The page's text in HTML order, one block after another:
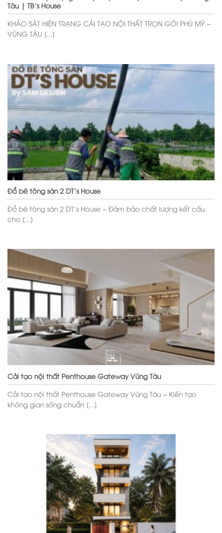
Tàu | TB’s House
KHẢO SÁT HIỆN TRẠNG CẢI TẠO NỘI THẤT TRỌN GÓI PHÚ MỸ –
VŨNG TÀU [...]
Đổ bê tông sàn 2 DT’s House
Đổ bê tông sàn 2 DT’s House – Đảm bảo chất lượng kết cấu
cho [...]
Cải tạo nội thất Penthouse Gateway Vũng Tàu
Cải tạo nội thất Penthouse Gateway Vũng Tàu – Kiến tạo
không gian sống chuẩn [...]